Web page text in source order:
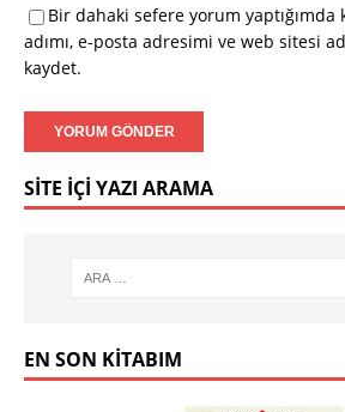
Bir dahaki sefere yorum yaptığımda
adımı, e-posta adresimi ve web sitesi
kaydet.
SITE İÇI YAZI ARAMA
EN SON KITABIM